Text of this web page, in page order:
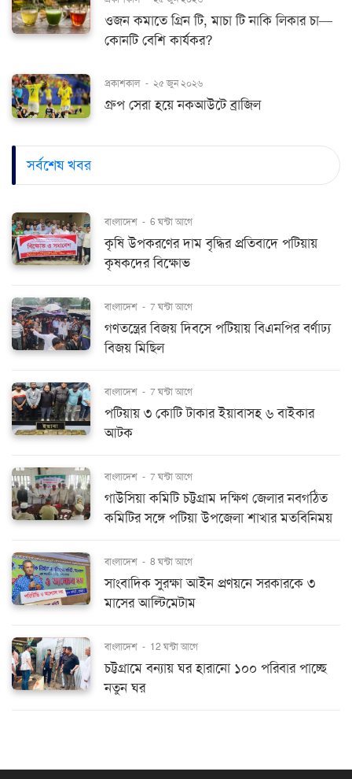
ওজন কমাতে গ্রিন টি, মাচা টি নাকি লিকার চা—
কোনটি বেশি কার্যকর?
প্রকাশকাল - ২৫ জুন ২০২৬
গ্রুপ সেরা হয়ে নকআউটে ব্রাজিল
সর্বশেষ খবর
বাংলাদেশ - 6 ঘন্টা আগে
কৃষি উপকরণের দাম বৃদ্ধির প্রতিবাদে পটিয়ায়
কৃষকদের বিক্ষোভ
বাংলাদেশ - 7 ঘন্টা আগে
গণতন্ত্রের বিজয় দিবসে পটিয়ায় বিএনপির বর্ণাঢ্য
বিজয় মিছিল
বাংলাদেশ - 7 ঘন্টা আগে
পটিয়ায় ৩ কোটি টাকার ইয়াবাসহ ৬ বাইকার
আটক
বাংলাদেশ - 7 ঘন্টা আগে
গাউসিয়া কমিটি চট্টগ্রাম দক্ষিণ জেলার নবগঠিত
কমিটির সঙ্গে পটিয়া উপজেলা শাখার মতবিনিময়
বাংলাদেশ - 8 ঘন্টা আগে
সাংবাদিক সুরক্ষা আইন প্রণয়নে সরকারকে ৩
মাসের আল্টিমেটাম
বাংলাদেশ - 12 ঘন্টা আগে
চট্টগ্রামে বন্যায় ঘর হারানো ১০০ পরিবার পাচ্ছে
নতুন ঘর